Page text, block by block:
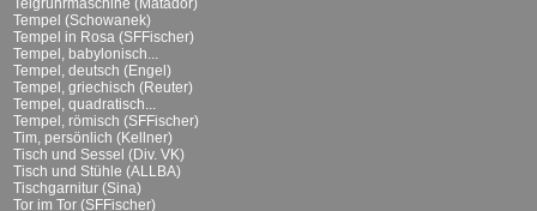
Teigrührmaschine (Matador)
Tempel (Schowanek)
Tempel in Rosa (SFFischer)
Tempel, babylonisch...
Tempel, deutsch (Engel)
Tempel, griechisch (Reuter)
Tempel, quadratisch...
Tempel, römisch (SFFischer)
Tim, persönlich (Kellner)
Tisch und Sessel (Div. VK)
Tisch und Stühle (ALLBA)
Tischgarnitur (Sina)
Tor im Tor (SFFischer)